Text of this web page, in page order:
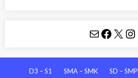
Mail Facebook X Instagram
D3 – S1 SMA – SMK SD – SMP